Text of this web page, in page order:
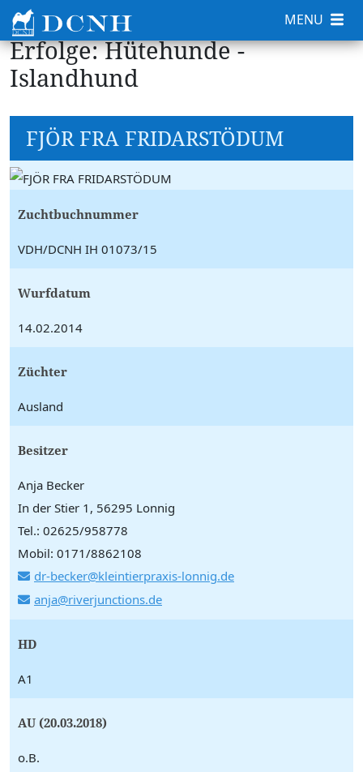
Erfolge: Hütehunde -
Islandhund
FJÖR FRA FRIDARSTÖDUM
Zuchtbuchnummer
VDH/DCNH IH 01073/15
Wurfdatum
14.02.2014
Züchter
Ausland
Besitzer
Anja Becker
In der Stier 1, 56295 Lonnig
Tel.: 02625/958778
Mobil: 0171/8862108
dr-becker@kleintierpraxis-lonnig.de
anja@riverjunctions.de
HD
A1
AU (20.03.2018)
o.B.
MENU